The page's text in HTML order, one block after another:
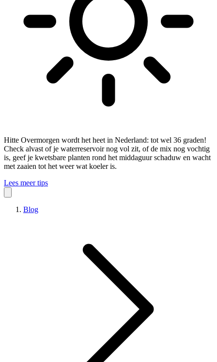
Hitte Overmorgen wordt het heet in Nederland: tot wel 36 graden!
Check alvast of je waterreservoir nog vol zit, of de mix nog vochtig
is, geef je kwetsbare planten rond het middaguur schaduw en wacht
met zaaien tot het weer wat koeler is.
Lees meer tips
Blog